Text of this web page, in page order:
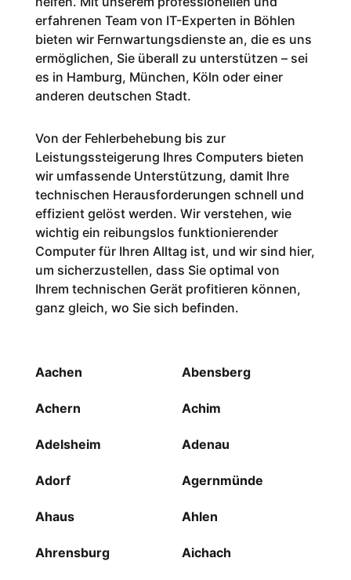
erfahrenen Team von IT-Experten in Böhlen
bieten wir Fernwartungsdienste an, die es uns
ermöglichen, Sie überall zu unterstützen – sei
es in Hamburg, München, Köln oder einer
anderen deutschen Stadt.
Von der Fehlerbehebung bis zur
Leistungssteigerung Ihres Computers bieten
wir umfassende Unterstützung, damit Ihre
technischen Herausforderungen schnell und
effizient gelöst werden. Wir verstehen, wie
wichtig ein reibungslos funktionierender
Computer für Ihren Alltag ist, und wir sind hier,
um sicherzustellen, dass Sie optimal von
Ihrem technischen Gerät profitieren können,
ganz gleich, wo Sie sich befinden.
Aachen Abensberg
Achern Achim
Adelsheim Adenau
Adorf Agernmünde
Ahaus Ahlen
Ahrensburg Aichach